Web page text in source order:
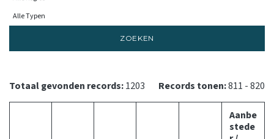
ZOEKEN
Totaal gevonden records:1203 Records tonen:811 - 820
Aanbe
stede